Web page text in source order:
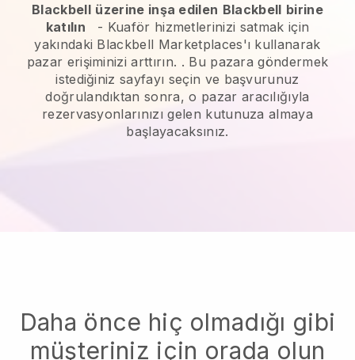
Blackbell üzerine inşa edilen Blackbell birine
katılın
- Kuaför hizmetlerinizi satmak için
yakındaki Blackbell Marketplaces'ı kullanarak
pazar erişiminizi arttırın. . Bu pazara göndermek
istediğiniz sayfayı seçin ve başvurunuz
doğrulandıktan sonra, o pazar aracılığıyla
rezervasyonlarınızı gelen kutunuza almaya
başlayacaksınız.
Daha önce hiç olmadığı gibi
müşteriniz için orada olun